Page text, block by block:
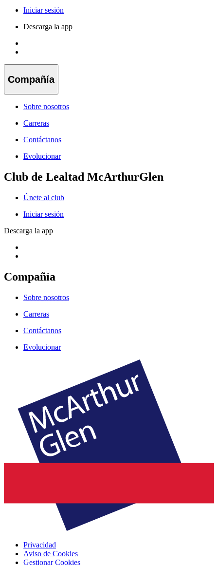
Iniciar sesión
Descarga la app
Compañía
Sobre nosotros
Carreras
Contáctanos
Evolucionar
Club de Lealtad McArthurGlen
Únete al club
Iniciar sesión
Descarga la app
Compañía
Sobre nosotros
Carreras
Contáctanos
Evolucionar
Privacidad
Aviso de Cookies
Gestionar Cookies